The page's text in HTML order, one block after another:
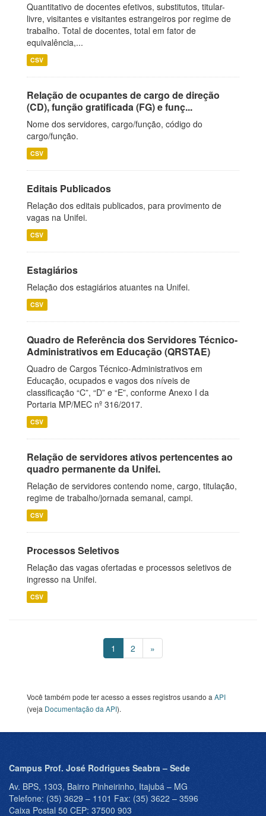
Quantitativo de docentes efetivos, substitutos, titular-
livre, visitantes e visitantes estrangeiros por regime de
trabalho. Total de docentes, total em fator de
equivalência,...
CSV
Relação de ocupantes de cargo de direção
(CD), função gratificada (FG) e funç...
Nome dos servidores, cargo/função, código do
cargo/função.
CSV
Editais Publicados
Relação dos editais publicados, para provimento de
vagas na Unifei.
CSV
Estagiários
Relação dos estagiários atuantes na Unifei.
CSV
Quadro de Referência dos Servidores Técnico-
Administrativos em Educação (QRSTAE)
Quadro de Cargos Técnico-Administrativos em
Educação, ocupados e vagos dos níveis de
classificação “C”, “D” e “E”, conforme Anexo I da
Portaria MP/MEC nº 316/2017.
CSV
Relação de servidores ativos pertencentes ao
quadro permanente da Unifei.
Relação de servidores contendo nome, cargo, titulação,
regime de trabalho/jornada semanal, campi.
CSV
Processos Seletivos
Relação das vagas ofertadas e processos seletivos de
ingresso na Unifei.
CSV
1 2 »
Você também pode ter acesso a esses registros usando a API
(veja Documentação da API).
Campus Prof. José Rodrigues Seabra – Sede
Av. BPS, 1303, Bairro Pinheirinho, Itajubá – MG
Telefone: (35) 3629 – 1101 Fax: (35) 3622 – 3596
Caixa Postal 50 CEP: 37500 903